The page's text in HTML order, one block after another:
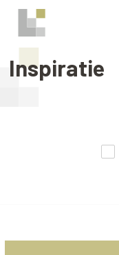
Inspiratie